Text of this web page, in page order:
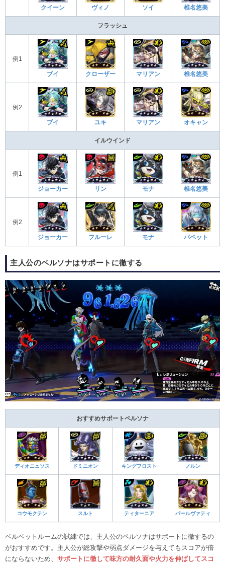
クイーン ヴィノ ソイ 椎名悠美
フラッシュ
例1
ブイ クローザー マリアン 椎名悠美
例2
ブイ ユキ マリアン オキャン
イルウインド
例1
ジョーカー リン モナ 椎名悠美
例2
ジョーカー フルーレ モナ パペット
主人公のペルソナはサポートに徹する
おすすめサポートペルソナ
ディオニュソス ドミニオン キングフロスト ノルン
コウモクテン スルト ティターニア パールヴァティ
ベルベットルームの試練では、主人公のペルソナはサポートに徹するの
がおすすめです。主人公が総攻撃や弱点ダメージを与えてもスコアが倍
にならないため、 サポートに徹して味方の耐久面や火力を伸ばしてスコ